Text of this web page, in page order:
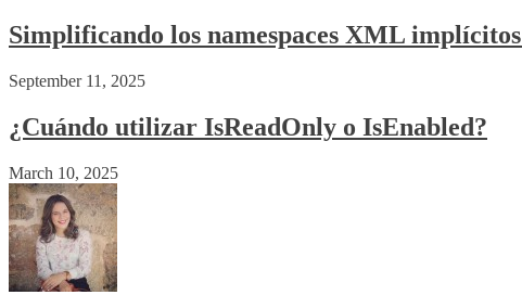
Simplificando los namespaces XML
September 11, 2025
¿Cuándo utilizar IsReadOnly o IsEnabled?
March 10, 2025